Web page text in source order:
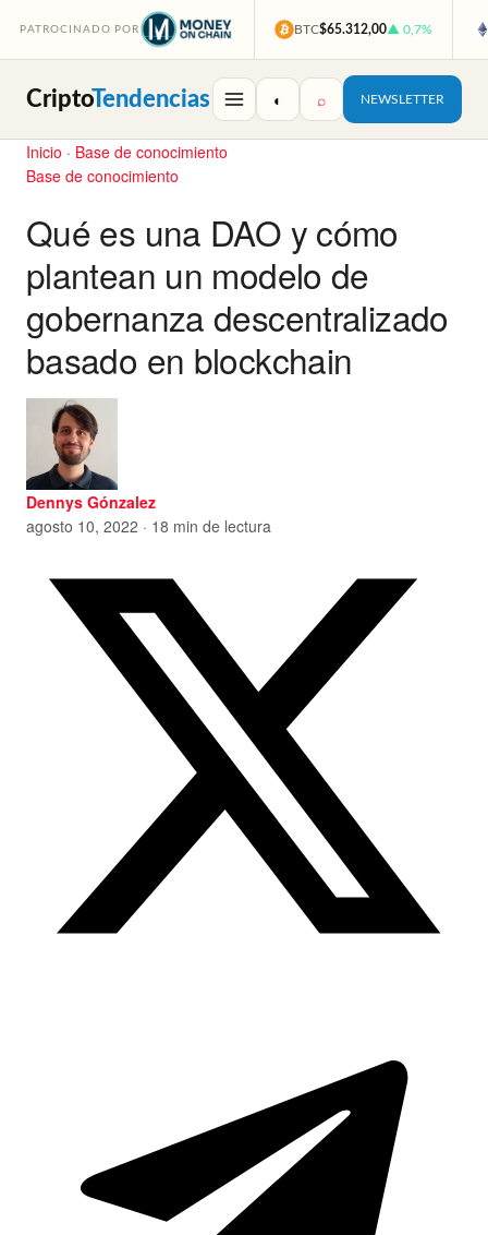
PATROCINADO POR BTC$65.312,00▲ 0,7%
CriptoTendencias ◐ ⌕ NEWSLETTER
Inicio · Base de conocimiento
Base de conocimiento
Qué es una DAO y cómo
plantean un modelo de
gobernanza descentralizado
basado en blockchain
Dennys Gónzalez
agosto 10, 2022 · 18 min de lectura